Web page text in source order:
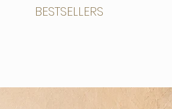
BESTSELLERS